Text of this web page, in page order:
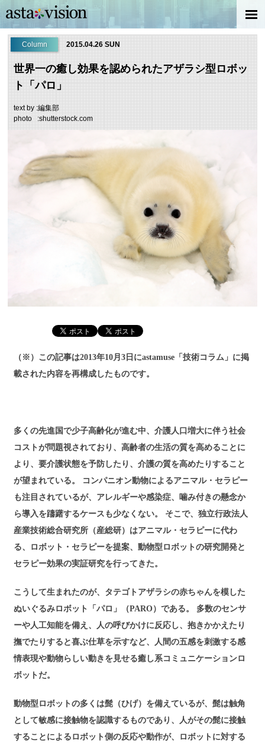
Column 2015.04.26 SUN
世界一の癒し効果を認められたアザラシ型ロボッ
ト「パロ」
text by :編集部
photo :shutterstock.com
（※）この記事は2013年10月3日にastamuse「技術コラム」に掲
載された内容を再構成したものです。
多くの先進国で少子高齢化が進む中、介護人口増大に伴う社会
コストが問題視されており、高齢者の生活の質を高めることに
より、要介護状態を予防したり、介護の質を高めたりすること
が望まれている。 コンパニオン動物によるアニマル・セラピー
も注目されているが、アレルギーや感染症、噛み付きの懸念か
ら導入を躊躇するケースも少なくない。 そこで、独立行政法人
産業技術総合研究所（産総研）はアニマル・セラピーに代わ
る、ロボット・セラピーを提案、動物型ロボットの研究開発と
セラピー効果の実証研究を行ってきた。
こうして生まれたのが、タテゴトアザラシの赤ちゃんを模した
ぬいぐるみロボット「パロ」（PARO）である。 多数のセンサ
ーや人工知能を備え、人の呼びかけに反応し、抱きかかえたり
撫でたりすると喜ぶ仕草を示すなど、人間の五感を刺激する感
情表現や動物らしい動きを見せる癒し系コミュニケーションロ
ボットだ。
動物型ロボットの多くは髭（ひげ）を備えているが、髭は触角
として敏感に接触物を認識するものであり、人がその髭に接触
することによるロボット側の反応や動作が、ロボットに対する